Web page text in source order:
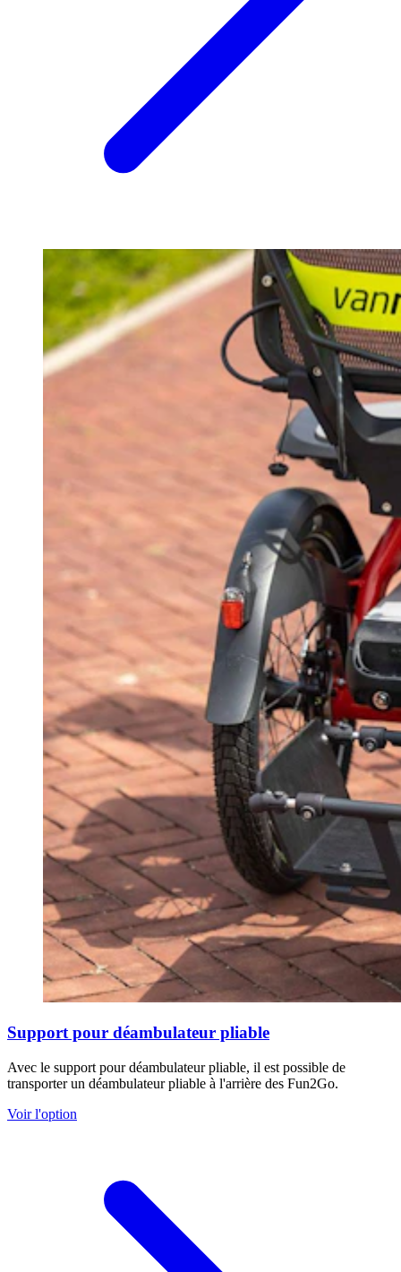
Support pour déambulateur pliable
Avec le support pour déambulateur pliable, il est possible de
transporter un déambulateur pliable à l'arrière des Fun2Go.
Voir l'option